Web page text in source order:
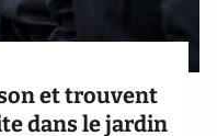
et trouvent
dans le jardin